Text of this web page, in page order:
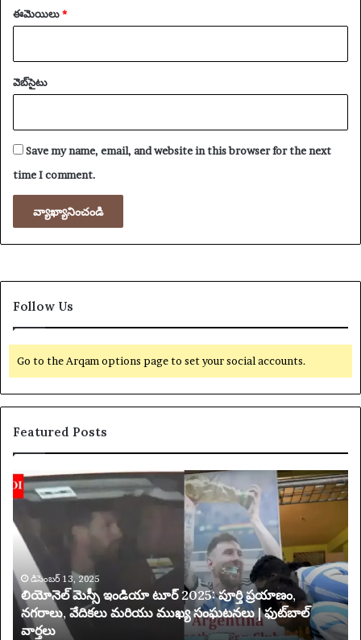
ఈమెయిలు*
వెబ్‌సైటు
Save my name, email, and website in this browser for the next
time I comment.
Follow Us
Go to the Arqam options page to set your social accounts.
Featured Posts
లి
యో
ల్
మె
ఇం
డి
యా
టూ
డిసెంబర్ 13, 2025
లియోనెల్ మెస్సీ ఇండియా టూర్ 2025: పూర్తి ప్రయాణం,
నగరాలు, వేదికలు మరియు ముఖ్య సంఘటనలు | ఫుట్‌బాల్
వార్తలు